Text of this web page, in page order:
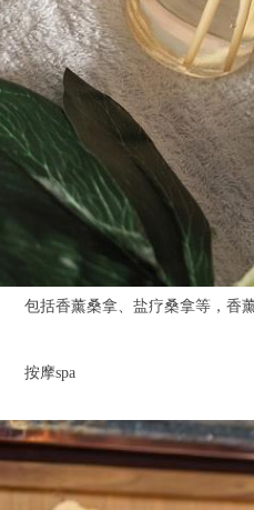
包括香薰桑拿、盐疗桑拿等，香薰
按摩spa